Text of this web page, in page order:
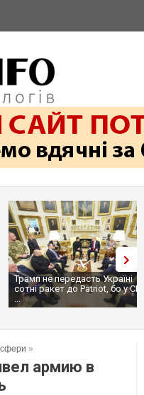
Трамп не передасть Україні
сотні ракет до Patriot, бо у
...
»
армию в